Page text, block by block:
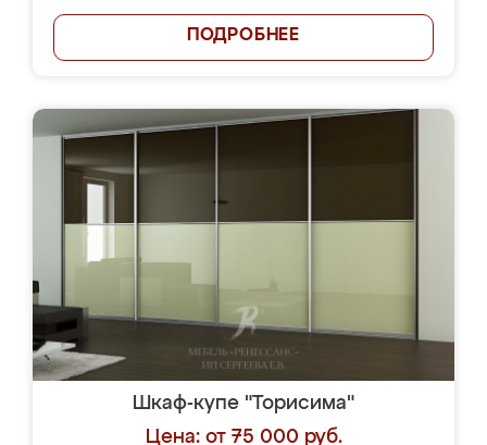
ПОДРОБНЕЕ
Шкаф-купе "Торисима"
Цена: от 75 000 руб.